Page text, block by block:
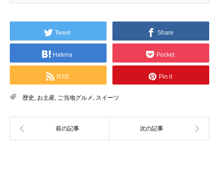
Tweet Share
Hatena Pocket
RSS Pin it
歴史 お土産 ご当地グルメ スイーツ